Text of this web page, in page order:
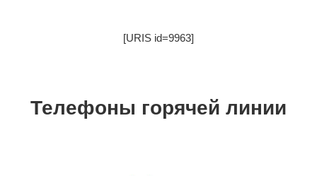
[URIS id=9963]
Телефоны горячей линии